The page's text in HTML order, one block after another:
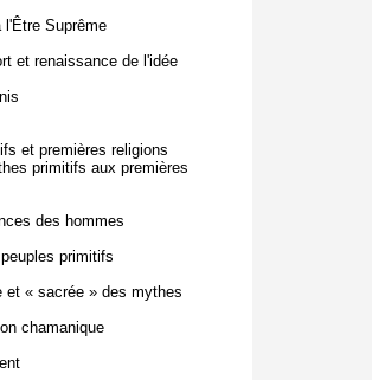
l'Être Suprême
et renaissance de l'idée
et premières religions
primitifs aux premières
des hommes
primitifs
et « sacrée » des mythes
chamanique